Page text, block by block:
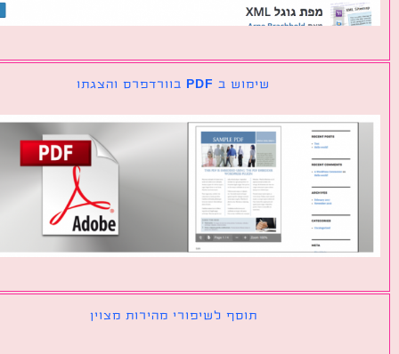
שימוש ב PDF בוורדפרס והצגתו
תוסף לשיפורי מהירות מצוין